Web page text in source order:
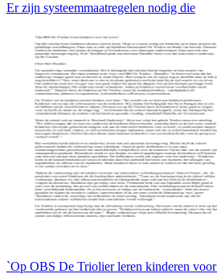
Er zijn systeemmaatregelen nodig die
`Op OBS De Triolier leren kinderen